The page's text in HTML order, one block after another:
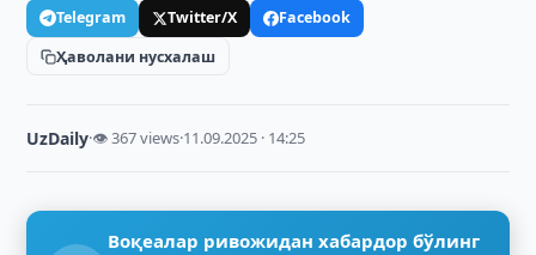
Telegram Twitter/X
Facebook
Ҳаволани нусхалаш
UzDaily·👁 367 views·11.09.2025 · 14:25
Воқеалар ривожидан хабардор бўлинг